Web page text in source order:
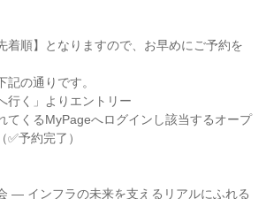
着順】となりますので、お早めにご予約を
の通りです。
く」よりエントリー
くるMyPageへログインし該当するオープ
予約完了）
― インフラの未来を支えるリアルにふれる